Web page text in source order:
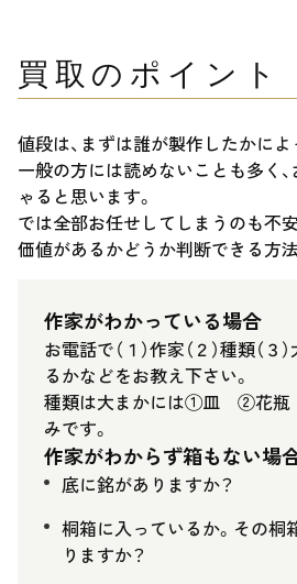
買取のポイント
値段は、まずは誰が製作したかによ
一般の方には読めないことも多く
ゃると思います。
では全部お任せしてしまうのも不
価値があるかどうか判断できる方
作家がわかっている場合
お電話で（１）作家（２）種類（３
るかなどをお教え下さい。
種類は大まかには①皿 ②花
みです。
作家がわからず箱もない場
底に銘がありますか？
桐箱に入っているか。その桐
りますか？